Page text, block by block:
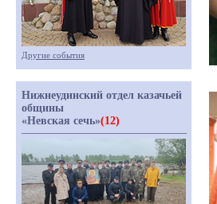
Другие события
Нижнеудинский отдел казачьей
общины
«Невская сечь»(12)